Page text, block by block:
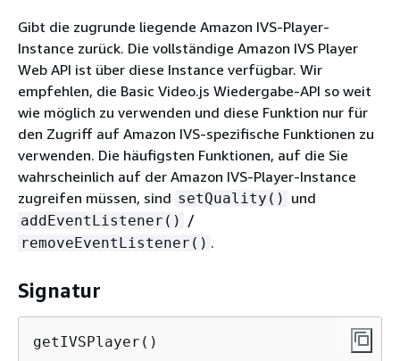
Gibt die zugrunde liegende Amazon IVS-Player-
Instance zurück. Die vollständige Amazon IVS Player
Web API ist über diese Instance verfügbar. Wir
empfehlen, die Basic Video.js Wiedergabe-API so weit
wie möglich zu verwenden und diese Funktion nur für
den Zugriff auf Amazon IVS-spezifische Funktionen zu
verwenden. Die häufigsten Funktionen, auf die Sie
wahrscheinlich auf der Amazon IVS-Player-Instance
zugreifen müssen, sind setQuality() und
addEventListener() /
removeEventListener() .
Signatur
getIVSPlayer()